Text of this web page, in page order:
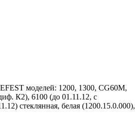
моделей: 1200, 1300, CG60M,
К2), 6100 (до 01.11.12, с
стеклянная, белая (1200.15.0.000),